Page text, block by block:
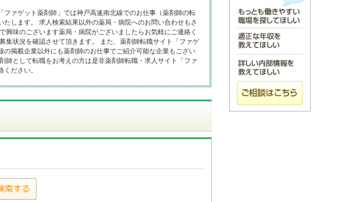
ファゲット薬剤師」では神戸高速南北線でのお仕事（薬剤師の転
たします。 求人検索結果以外の薬局・病院へのお問い合わせもさ
興味のございます薬局・病院がございましたらお気軽にご連絡く
集状況を確認させて頂きます。 また、薬剤師転職サイト「ファゲ
の掲載企業以外にも薬剤師のお仕事でご紹介可能な企業もござい
師として転職をお考えの方は是非薬剤師転職・求人サイト「ファ
ださい。